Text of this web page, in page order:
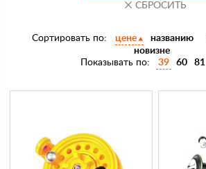
Сортировать по: цене названию
новизне
Показывать по:
39 60 81